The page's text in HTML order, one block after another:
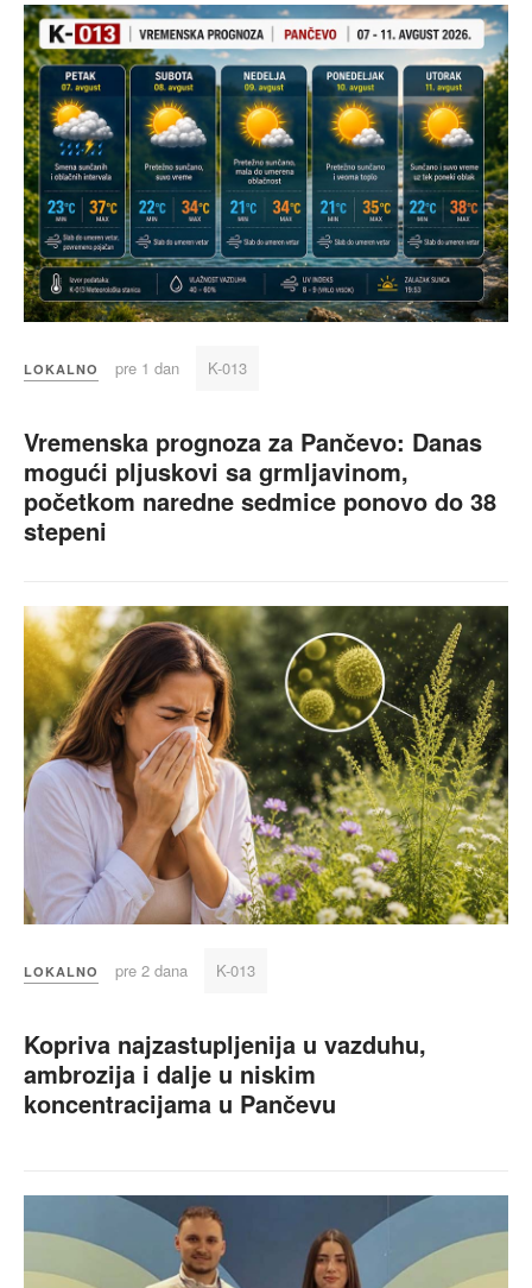
LOKALNO pre 1 dan K-013
Vremenska prognoza za Pančevo: Danas
mogući pljuskovi sa grmljavinom,
početkom naredne sedmice ponovo do 38
stepeni
LOKALNO pre 2 dana K-013
Kopriva najzastupljenija u vazduhu,
ambrozija i dalje u niskim
koncentracijama u Pančevu